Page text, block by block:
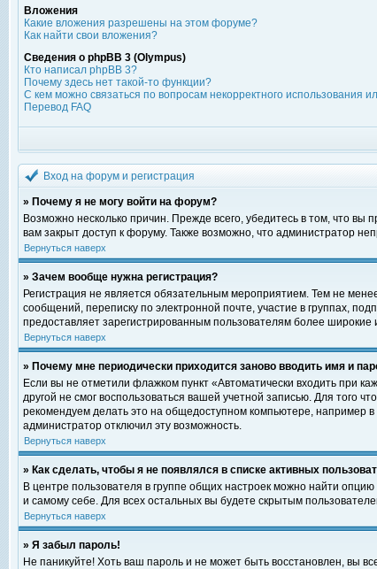
Вложения
Какие вложения разрешены на этом форуме?
Как найти свои вложения?
Сведения о phpBB 3 (Olympus)
Кто написал phpBB 3?
Почему здесь нет такой-то функции?
С кем можно связаться по вопросам некорректного использования
Перевод FAQ
Вход на форум и регистрация
» Почему я не могу войти на форум?
Возможно несколько причин. Прежде всего, убедитесь в том, что
вам закрыт доступ к форуму. Также возможно, что администратор
Вернуться наверх
» Зачем вообще нужна регистрация?
Регистрация не является обязательным мероприятием. Тем не
сообщений, переписку по электронной почте, участие в группах,
предоставляет зарегистрированным пользователям более
Вернуться наверх
» Почему мне периодически приходится заново вводить имя и
Если вы не отметили флажком пункт «Автоматически входить при
другой не смог воспользоваться вашей учетной записью. Для того
рекомендуем делать это на общедоступном компьютере, например в
администратор отключил эту возможность.
Вернуться наверх
» Как сделать, чтобы я не появлялся в списке активных
В центре пользователя в группе общих настроек можно найти
и самому себе. Для всех остальных вы будете скрытым
Вернуться наверх
» Я забыл пароль!
Не паникуйте! Хоть ваш пароль и не может быть восстановлен, вы